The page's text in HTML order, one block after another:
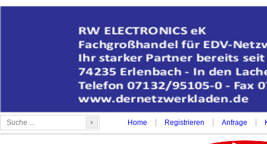
Home Registrieren Anfrage